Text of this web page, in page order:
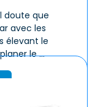
doute que
avec les
élevant le
le ...